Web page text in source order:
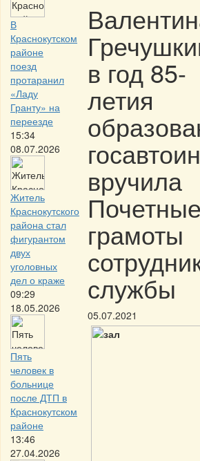
В
Краснокутском
районе
поезд
протаранил
«Ладу
Гранту» на
переезде
15:34
08.07.2026
Житель
Краснокутского
района стал
фигурантом
двух
уголовных
дел о краже
09:29
18.05.2026
Пять
человек в
больнице
после ДТП в
Краснокутском
районе
13:46
27.04.2026
в год 85-
летия
вручила
Почетные
грамоты
службы
05.07.2021